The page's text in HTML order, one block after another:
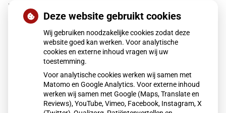
nader bericht uitgeschakeld. Hierdoor is het op dit moment
voor u en voor ons niet meer mogelijk eConsult-berichten te
versturen of in te zien.
Mocht u afgelopen week een e-consult gestuurd hebben
naar onze praktijk, dan kunnen wij deze momenteel helaas
niet inzien. Hierdoor is het voor ons niet mogelijk te
reageren op uw vraag. Wij verzoeken u dan ook om uw
vraag alsnog telefonisch via één van de assistentes bij ons
kenbaar te maken.
Deze website gebruikt cookies
Wij gebruiken noodzakelijke cookies zodat deze
website goed kan werken. Voor analytische
cookies en externe inhoud vragen wij uw
toestemming.
Voor analytische cookies werken wij samen met
Matomo en Google Analytics. Voor externe inhoud
werken wij samen met Google (Maps, Translate en
Reviews), YouTube, Vimeo, Facebook, Instagram, X